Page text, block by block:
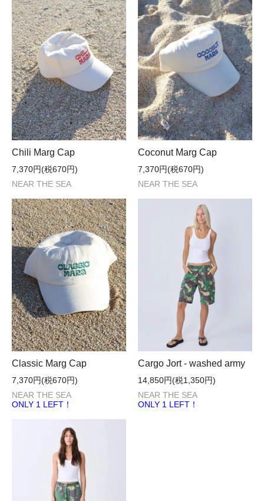
Chili Marg Cap
7,370円(税670円)
NEAR THE SEA
Coconut Marg Cap
7,370円(税670円)
NEAR THE SEA
Classic Marg Cap
7,370円(税670円)
NEAR THE SEA
ONLY 1 LEFT！
Cargo Jort - washed army
14,850円(税1,350円)
NEAR THE SEA
ONLY 1 LEFT！